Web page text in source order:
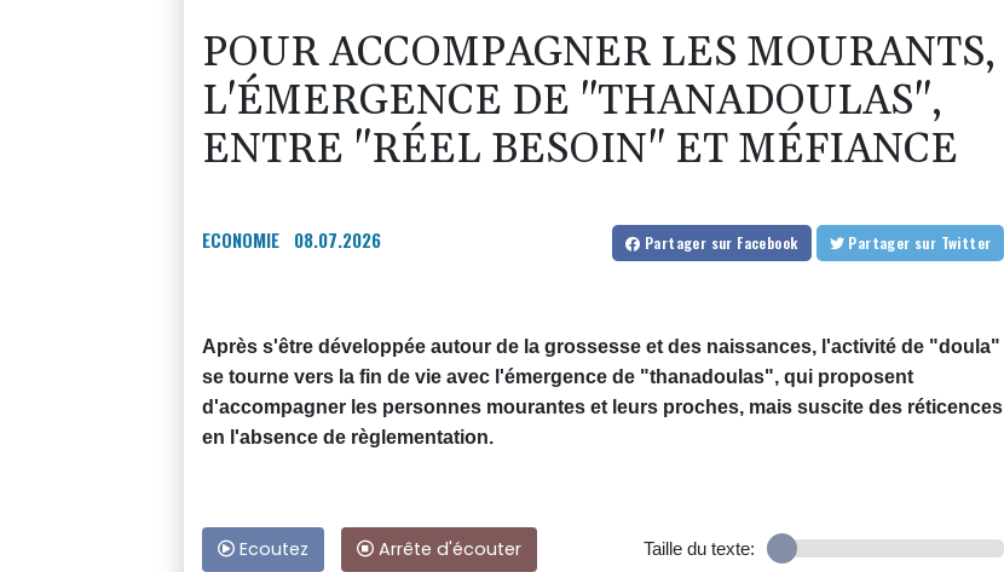
POUR ACCOMPAGNER LES MOURANTS,
L'ÉMERGENCE DE "THANADOULAS",
ENTRE "RÉEL BESOIN" ET MÉFIANCE
ECONOMIE 08.07.2026 Partager sur Facebook Partager sur Twitter
Après s'être développée autour de la grossesse et des naissances, l'activité de "doula"
se tourne vers la fin de vie avec l'émergence de "thanadoulas", qui proposent
d'accompagner les personnes mourantes et leurs proches, mais suscite des réticences
en l'absence de règlementation.
Ecoutez Arrête d'écouter Taille du texte: